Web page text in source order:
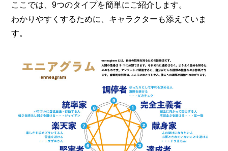
ここでは、9つのタイプを簡単にご紹介します。
わかりやすくするために、キャラクターも添えていま
す。